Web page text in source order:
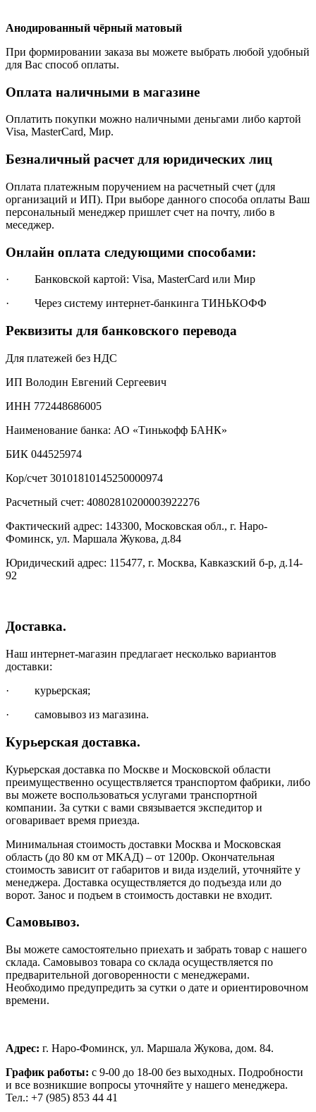
Анодированный чёрный матовый
При формировании заказа вы можете выбрать любой удобный
для Вас способ оплаты.
Оплата наличными в магазине
Оплатить покупки можно наличными деньгами либо картой
Visa, MasterCard, Мир.
Безналичный расчет для юридических лиц
Оплата платежным поручением на расчетный счет (для
организаций и ИП). При выборе данного способа оплаты Ваш
персональный менеджер пришлет счет на почту, либо в
меседжер.
Онлайн оплата следующими способами:
· Банковской картой: Visa, MasterCard или Мир
· Через систему интернет-банкинга ТИНЬКОФФ
Реквизиты для банковского перевода
Для платежей без НДС
ИП Володин Евгений Сергеевич
ИНН 772448686005
Наименование банка: АО «Тинькофф БАНК»
БИК 044525974
Кор/счет 30101810145250000974
Расчетный счет: 40802810200003922276
Фактический адрес: 143300, Московская обл., г. Наро-
Фоминск, ул. Маршала Жукова, д.84
Юридический адрес: 115477, г. Москва, Кавказский б-р, д.14-
92
Доставка.
Наш интернет-магазин предлагает несколько вариантов
доставки:
· курьерская;
· самовывоз из магазина.
Курьерская доставка.
Курьерская доставка по Москве и Московской области
преимущественно осуществляется транспортом фабрики, либо
вы можете воспользоваться услугами транспортной
компании. За сутки с вами связывается экспедитор и
оговаривает время приезда.
Минимальная стоимость доставки Москва и Московская
область (до 80 км от МКАД) – от 1200р. Окончательная
стоимость зависит от габаритов и вида изделий, уточняйте у
менеджера. Доставка осуществляется до подъезда или до
ворот. Занос и подъем в стоимость доставки не входит.
Самовывоз.
Вы можете самостоятельно приехать и забрать товар с нашего
склада. Самовывоз товара со склада осуществляется по
предварительной договоренности с менеджерами.
Необходимо предупредить за сутки о дате и ориентировочном
времени.
Адрес: г. Наро-Фоминск, ул. Маршала Жукова, дом. 84.
График работы: с 9-00 до 18-00 без выходных. Подробности
и все возникшие вопросы уточняйте у нашего менеджера.
Тел.: +7 (985) 853 44 41